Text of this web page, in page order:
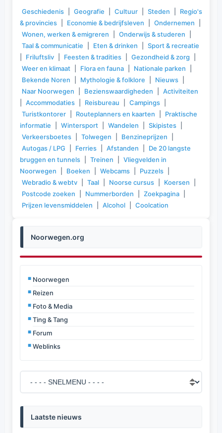
Noorwegen.org
Noorwegen
Reizen
Foto & Media
Ting & Tang
Forum
Weblinks
Laatste nieuws
Geschiedenis Geografie Cultuur Steden
Regio's
& provincies
Economie & bedrijfsleven Ondernemen
Wonen, werken & emigreren
Onderwijs & studeren
Taal & communicatie
Eten & drinken
Sport & recreatie
Friluftsliv Feesten & tradities Gezondheid & zorg
Weer en klimaat
Flora en fauna Nationale parken
Bekende Noren
Mythologie & folklore Nieuws
Naar Noorwegen
Bezienswaardigheden
Activiteiten
Accommodaties Reisbureau Campings
Turistkontorer
Routeplanners en kaarten
Praktische
informatie
Wintersport Wandelen Skipistes
Verkeersboetes
Tolwegen Benzineprijzen
Autogas / LPG
Ferries Afstanden
De 20 langste
bruggen en tunnels
Treinen
Vliegvelden in
Noorwegen
Boeken Webcams Puzzels
Webradio & webtv
Taal Noorse cursus Koersen
Postcode zoeken
Nummerborden Zoekpagina
Prijzen levensmiddelen
Alcohol Coolcation